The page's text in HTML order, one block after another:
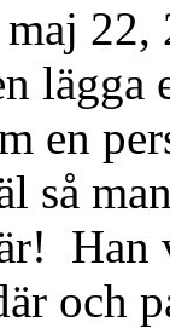
maj 22,
en
så
och